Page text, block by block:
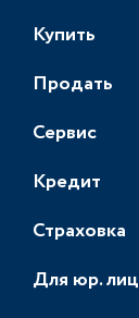
Купить
Продать
Сервис
Кредит
Страховка
Для юр. лиц